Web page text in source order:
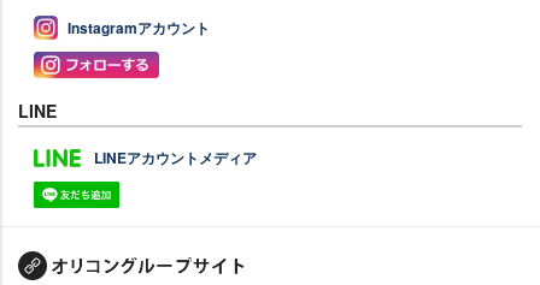
Instagramアカウント
LINE
LINEアカウントメディア